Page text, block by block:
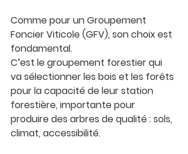
Comme pour un Groupement
Foncier Viticole (GFV), son choix est
fondamental.
C’est le groupement forestier qui
va sélectionner les bois et les forêts
pour la capacité de leur station
forestière, importante pour
produire des arbres de qualité : sols,
climat, accessibilité.